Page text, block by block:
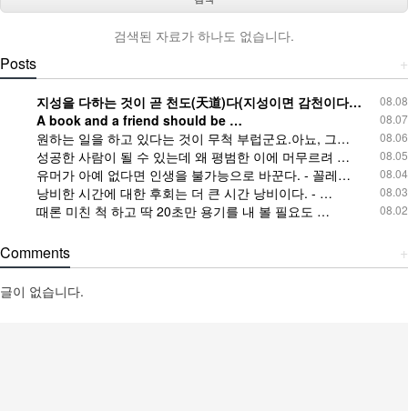
검색된 자료가 하나도 없습니다.
+
Posts
08.08
지성을 다하는 것이 곧 천도(天道)다(지성이면 감천이다…
08.07
A book and a friend should be …
08.06
원하는 일을 하고 있다는 것이 무척 부럽군요.아뇨, 그…
08.05
성공한 사람이 될 수 있는데 왜 평범한 이에 머무르려 …
08.04
유머가 아예 없다면 인생을 불가능으로 바꾼다. - 꼴레…
08.03
낭비한 시간에 대한 후회는 더 큰 시간 낭비이다. - …
08.02
때론 미친 척 하고 딱 20초만 용기를 내 볼 필요도 …
+
Comments
글이 없습니다.